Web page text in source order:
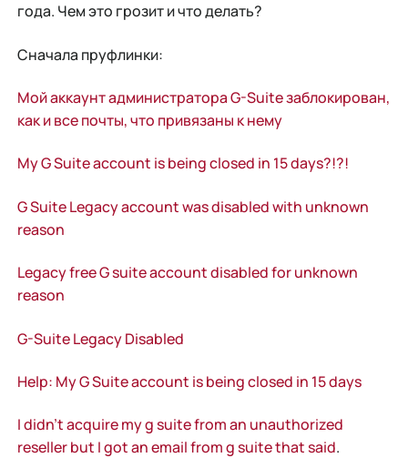
года. Чем это грозит и что делать?
Сначала пруфлинки:
Мой аккаунт администратора G-Suite заблокирован,
как и все почты, что привязаны к нему
My G Suite account is being closed in 15 days?!?!
G Suite Legacy account was disabled with unknown
reason
Legacy free G suite account disabled for unknown
reason
G-Suite Legacy Disabled
Help: My G Suite account is being closed in 15 days
I didn't acquire my g suite from an unauthorized
reseller but I got an email from g suite that said.